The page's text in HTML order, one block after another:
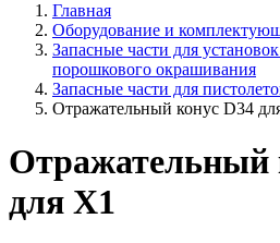
Главная
Оборудование и
Запасные части для
порошкового окрашивания
Запасные части для
Отражательный конус D34
Отражательный
для X1